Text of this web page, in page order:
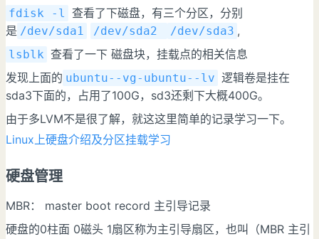
fdisk -l 查看了下磁盘，有三个分区，分别
是 /dev/sda1 /dev/sda2 /dev/sda3 ,
lsblk 查看了一下 磁盘块，挂载点的相关信息
发现上面的 ubuntu--vg-ubuntu--lv 逻辑卷是挂在
sda3下面的，占用了100G，sd3还剩下大概400G。
由于多LVM不是很了解，就这这里简单的记录学习一下。
Linux上硬盘介绍及分区挂载学习
硬盘管理
MBR： master boot record 主引导记录
硬盘的0柱面 0磁头 1扇区称为主引导扇区，也叫（MBR 主引